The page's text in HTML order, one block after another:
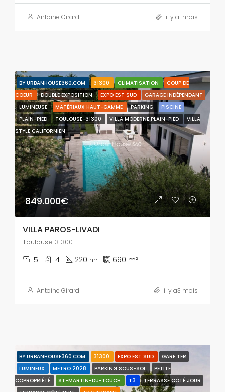
Antoine Girard il y a1 mois
BY URBANHOUSE360.COM 31300 CLIMATISATION
COUP DE
COEUR
DOUBLE EXPOSITION EXPO EST SUD
GARAGE INDÉPENDANT
LUMINEUSE
MATÉRIAUX HAUT-GAMME PARKING
PISCINE
PLAIN-PIED
TOULOUSE-31300 VILLA MODERNE PLAIN-PIED
VILLA
STYLE CALIFORNIEN
849.000€
VILLA PAROS-LIVADI
Toulouse 31300
5 4 220 m² 690 m²
Antoine Girard il y a3 mois
BY URBANHOUSE360.COM 31300 EXPO EST SUD
GARE TER
LUMINEUX
METRO 2028 PARKING SOUS-SOL
PETITE
COPROPRIÉTÉ
ST-MARTIN-DU-TOUCH T3
TERRASSE CÔTÉ JOUR